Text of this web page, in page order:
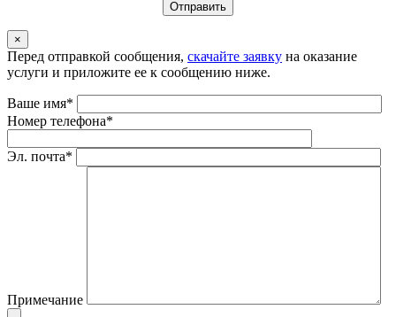
×
Перед отправкой сообщения, скачайте заявку на оказание
услуги и приложите ее к сообщению ниже.
Ваше имя*
Номер телефона*
Эл. почта*
Примечание